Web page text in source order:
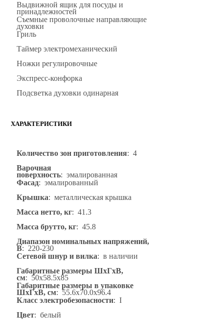
Выдвижной ящик для посуды и
принадлежностей
Съемные проволочные направляющие
духовки
Гриль
Таймер электромеханический
Ножки регулировочные
Экспресс-конфорка
Подсветка духовки одинарная
ХАРАКТЕРИСТИКИ
Количество зон приготовления: 4
Варочная
поверхность: эмалированная
Фасад: эмалированный
Крышка: металлическая крышка
Масса нетто, кг: 41.3
Масса брутто, кг: 45.8
Диапазон номинальных напряжений,
В: 220-230
Сетевой шнур и вилка: в наличии
Габаритные размеры ШхГхВ,
см: 50x58.5x85
Габаритные размеры в упаковке
ШхГхВ, см: 55.6x70.0x96.4
Класс электробезопасности: I
Цвет: белый